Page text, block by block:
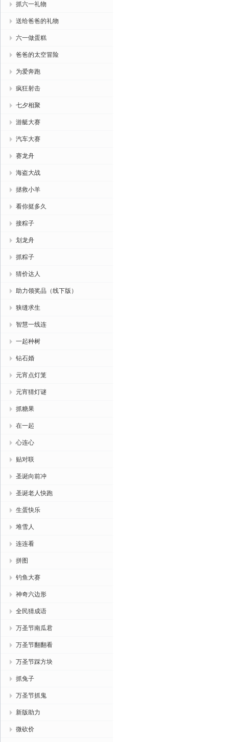
抓六一礼物
送给爸爸的礼物
六一做蛋糕
爸爸的太空冒险
为爱奔跑
疯狂射击
七夕相聚
游艇大赛
汽车大赛
赛龙舟
海盗大战
拯救小羊
看你挺多久
接粽子
划龙舟
抓粽子
猜价达人
助力领奖品（线下版）
狭缝求生
智慧一线连
一起种树
钻石婚
元宵点灯笼
元宵猜灯谜
抓糖果
在一起
心连心
贴对联
圣诞向前冲
圣诞老人快跑
生蛋快乐
堆雪人
连连看
拼图
钓鱼大赛
神奇六边形
全民猜成语
万圣节南瓜君
万圣节翻翻看
万圣节踩方块
抓兔子
万圣节抓鬼
新版助力
微砍价